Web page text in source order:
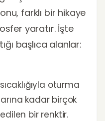
farklı bir hikaye
yaratır. İşte
başlıca alanlar:
oturma
kadar birçok
bir renktir.